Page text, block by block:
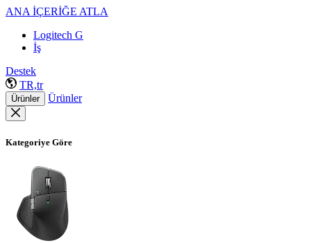
ANA İÇERİĞE ATLA
Logitech G
İş
Destek
TR,tr
Ürünler Ürünler
Kategoriye Göre